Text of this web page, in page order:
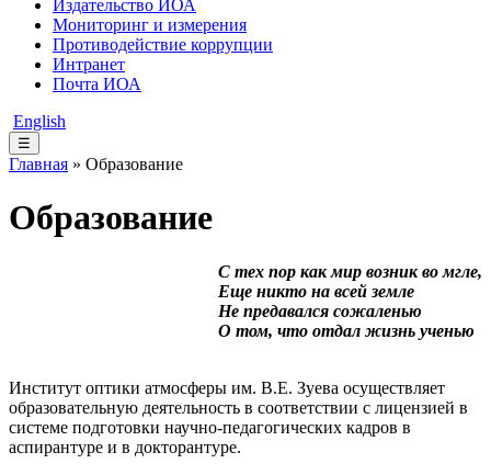
Издательство ИОА
Мониторинг и измерения
Противодействие коррупции
Интранет
Почта ИОА
English
☰
Главная » Образование
Образование
С тех пор как мир возник во мгле,
Еще никто на всей земле
Не предавался сожаленью
О том, что отдал жизнь ученью
Институт оптики атмосферы им. В.Е. Зуева осуществляет
образовательную деятельность в соответствии с лицензией в
системе подготовки научно-педагогических кадров в
аспирантуре и в докторантуре.